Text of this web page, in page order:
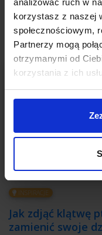
analizować ruch w
korzystasz z naszej
społecznościowym,
Partnerzy mogą
otrzymanymi od
korzystania z ich
INSPIRACJE
Jak zdjąć klątwę
zamienić swoje